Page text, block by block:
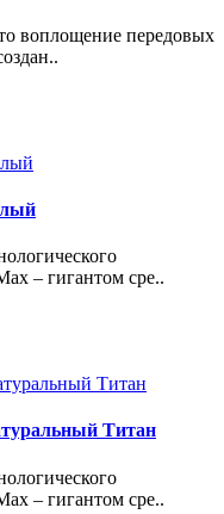
воплощение передовых
– гигантом сре..
Титан
– гигантом сре..